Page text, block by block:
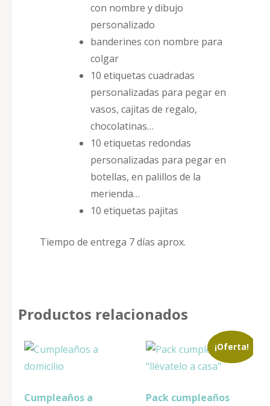
con nombre y dibujo
personalizado
banderines con nombre para
colgar
10 etiquetas cuadradas
personalizadas para pegar en
vasos, cajitas de regalo,
chocolatinas…
10 etiquetas redondas
personalizadas para pegar en
botellas, en palillos de la
merienda…
10 etiquetas pajitas
Tiempo de entrega 7 días aprox.
Productos relacionados
Cumpleaños a
¡Oferta!
Pack cumpleaños